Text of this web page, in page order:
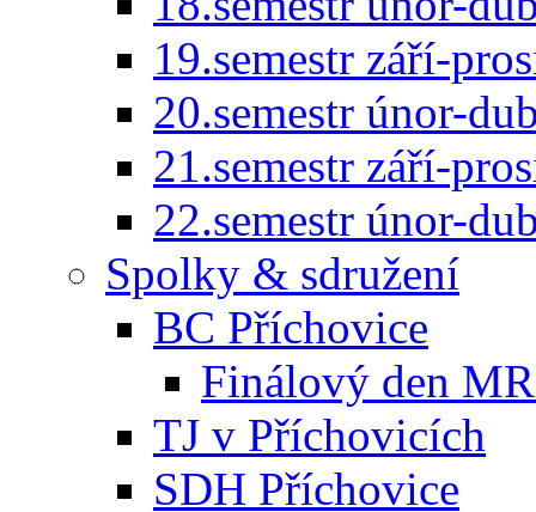
19.semestr září-
20.semestr únor-
21.semestr září-
22.semestr únor-
Spolky & sdružení
BC Příchovice
Finálový den
TJ v Příchovicích
SDH Příchovice